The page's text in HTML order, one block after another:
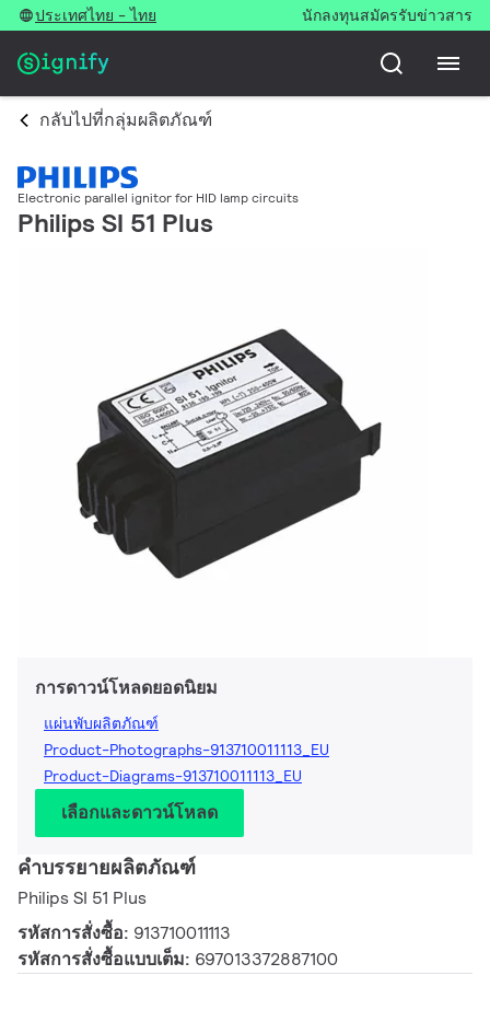
ประเทศไทย - ไทย นักลงทุนสมัครรับข่าวสาร
กลับไปที่กลุ่มผลิตภัณฑ์
Electronic parallel ignitor for HID lamp circuits
Philips SI 51 Plus
การดาวน์โหลดยอดนิยม
แผ่นพับผลิตภัณฑ์
Product-Photographs-913710011113_EU
Product-Diagrams-913710011113_EU
เลือกและดาวน์โหลด
คำบรรยายผลิตภัณฑ์
Philips SI 51 Plus
รหัสการสั่งซื้อ: 913710011113
รหัสการสั่งซื้อแบบเต็ม: 697013372887100